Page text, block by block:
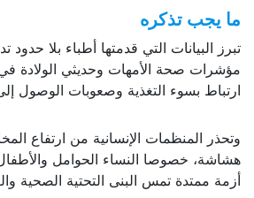
ما يجب تذكره
تبرز البيانات التي قدمتها أطباء بلا حدود
مؤشرات صحة الأمهات وحديثي الولادة
ارتباط بسوء التغذية وصعوبات الوصول
وتحذر المنظمات الإنسانية من ارتفاع
هشاشة، خصوصا النساء الحوامل
أزمة ممتدة تمس البنى التحتية الصحية